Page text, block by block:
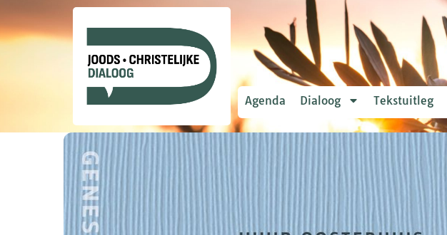
Agenda Dialoog Tekstuitleg